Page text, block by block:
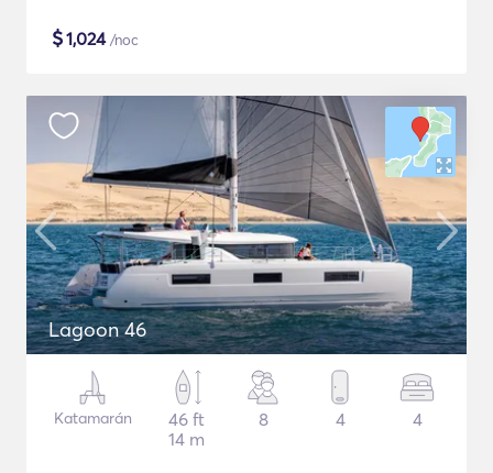
$1,024/noc
Lagoon 46
Katamarán
46 ft
14 m
8 4 4